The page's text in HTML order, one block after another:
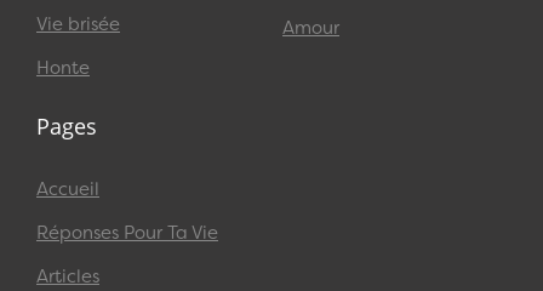
Vie brisée
Honte
Amour
Pages
Accueil
Réponses Pour Ta Vie
Articles